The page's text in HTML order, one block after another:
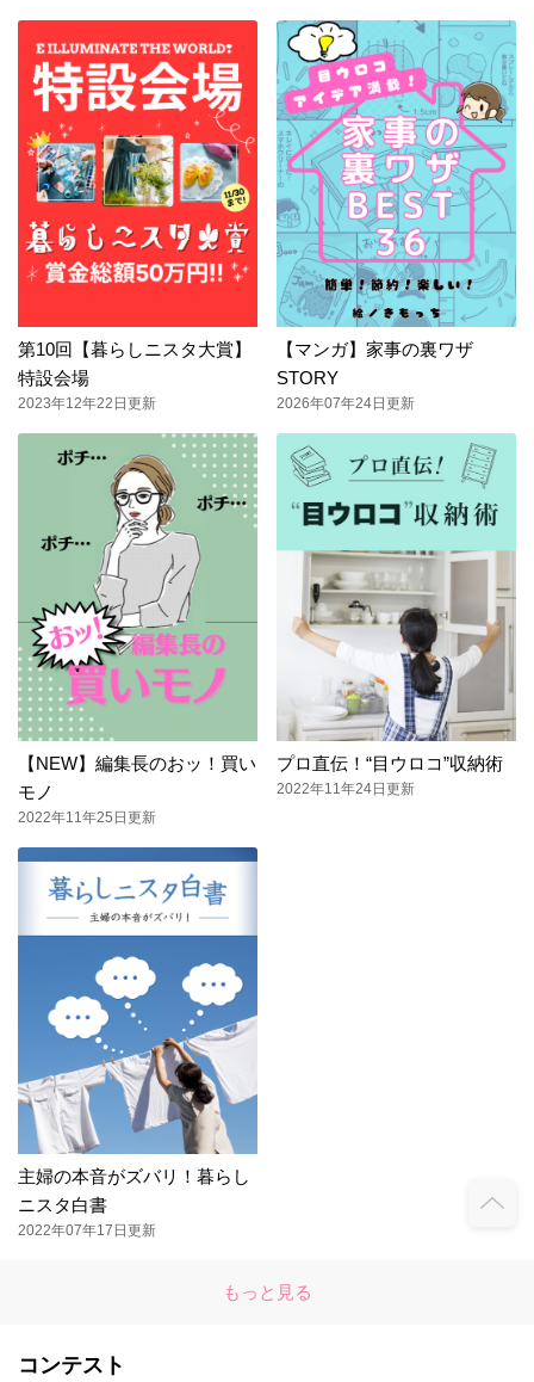
第10回【暮らしニスタ大賞】
特設会場
2023年12年22日更新
【マンガ】家事の裏ワザ
STORY
2026年07年24日更新
【NEW】編集長のおッ！買い
モノ
2022年11年25日更新
プロ直伝！“目ウロコ”収納術
2022年11年24日更新
主婦の本音がズバリ！暮らし
ニスタ白書
2022年07年17日更新
もっと見る
コンテスト